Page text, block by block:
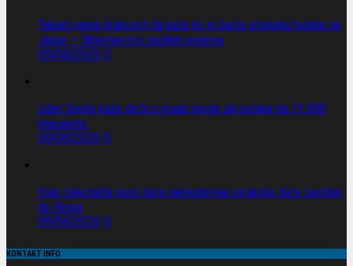
Takaiči nema hrabrosti da kaže ko je bacio atomsku bombu na
Japan — Ministarstvo spoljnih poslova
09/08/2026 0
Lider Seute kaže da bi u gradu moglo da ostane do 11.000
migranata.
09/08/2026 0
Stari železnički most biće najmodernija atrakcija, biće završen
do Ekspa
09/08/2026 0
KONTAKT INFO